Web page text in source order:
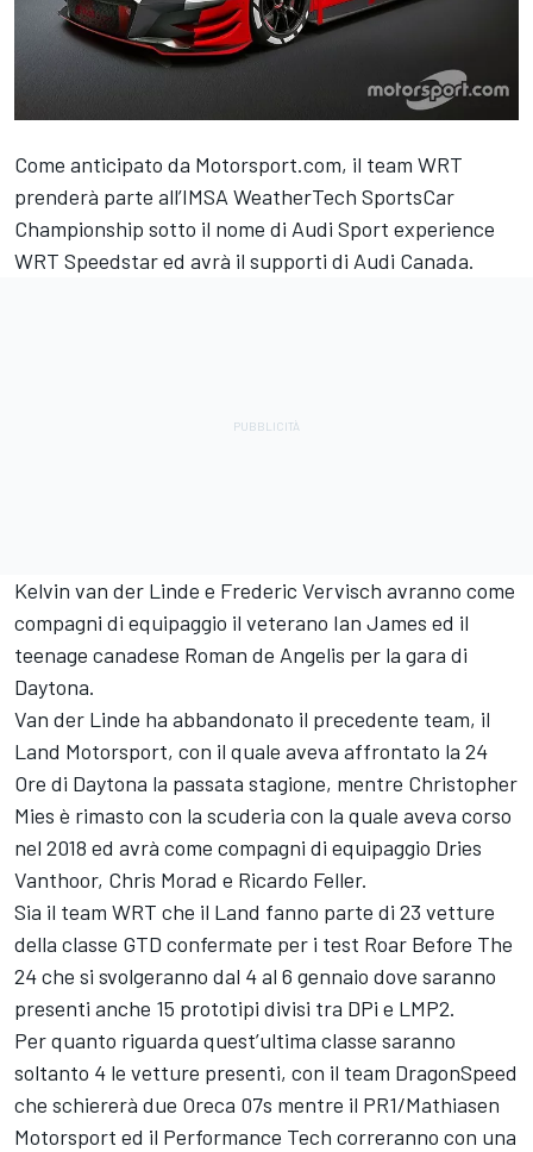
Come anticipato da Motorsport.com, il team WRT
prenderà parte all’IMSA WeatherTech SportsCar
Championship sotto il nome di Audi Sport experience
WRT Speedstar ed avrà il supporti di Audi Canada.
Kelvin van der Linde e Frederic Vervisch avranno come
compagni di equipaggio il veterano Ian James ed il
teenage canadese Roman de Angelis per la gara di
Daytona.
Van der Linde ha abbandonato il precedente team, il
Land Motorsport, con il quale aveva affrontato la 24
Ore di Daytona la passata stagione, mentre Christopher
Mies è rimasto con la scuderia con la quale aveva corso
nel 2018 ed avrà come compagni di equipaggio Dries
Vanthoor, Chris Morad e Ricardo Feller.
Sia il team WRT che il Land fanno parte di 23 vetture
della classe GTD confermate per i test Roar Before The
24 che si svolgeranno dal 4 al 6 gennaio dove saranno
presenti anche 15 prototipi divisi tra DPi e LMP2.
Per quanto riguarda quest’ultima classe saranno
soltanto 4 le vetture presenti, con il team DragonSpeed
che schiererà due Oreca 07s mentre il PR1/Mathiasen
Motorsport ed il Performance Tech correranno con una